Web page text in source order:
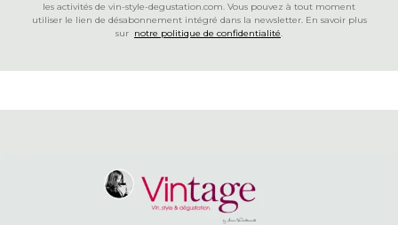
les activités de vin-style-degustation.com. Vous pouvez à tout moment
utiliser le lien de désabonnement intégré dans la newsletter. En savoir plus
sur notre politique de confidentialité.